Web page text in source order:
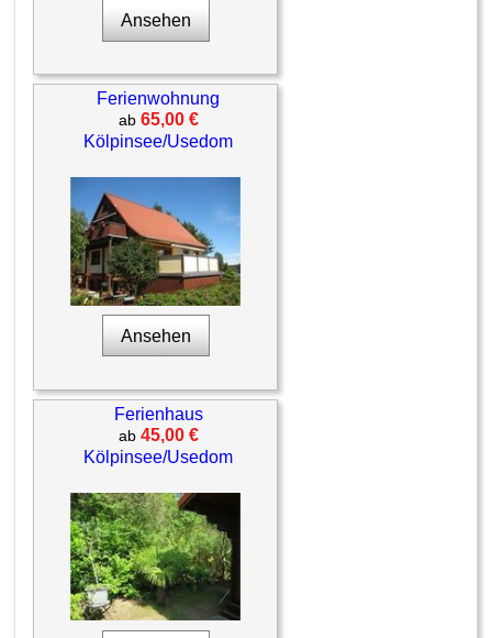
Ansehen
Ferienwohnung
ab 65,00 €
Kölpinsee/Usedom
Ansehen
Ferienhaus
ab 45,00 €
Kölpinsee/Usedom